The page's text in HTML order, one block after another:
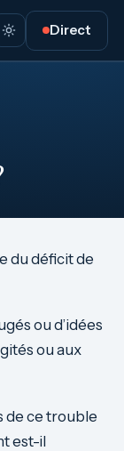
Direct
du déficit de
ou d’idées
ou aux
de ce trouble
est-il